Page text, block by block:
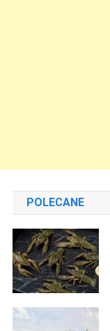
POLECANE